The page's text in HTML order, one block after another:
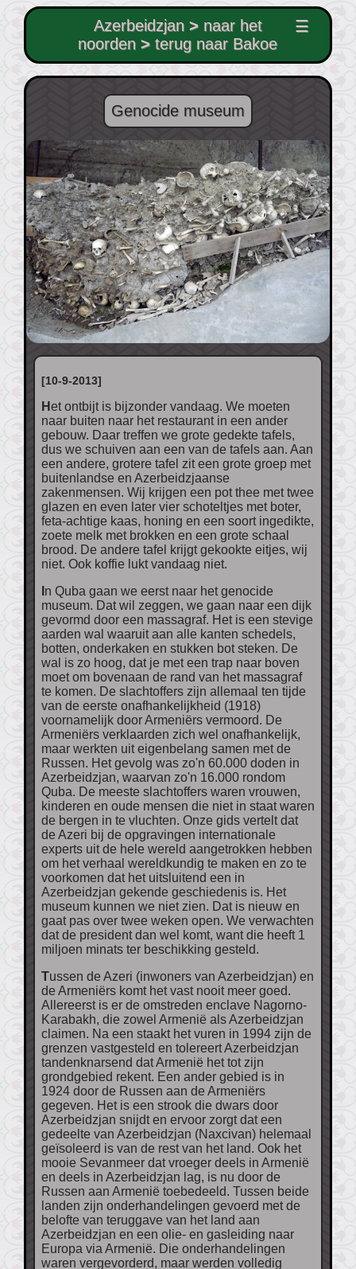
Azerbeidzjan> naar het
noorden >terug naar Bakoe
☰
Genocide museum
[10-9-2013]
Het ontbijt is bijzonder vandaag. We moeten
naar buiten naar het restaurant in een ander
gebouw. Daar treffen we grote gedekte tafels,
dus we schuiven aan een van de tafels aan. Aan
een andere, grotere tafel zit een grote groep met
buitenlandse en Azerbeidzjaanse
zakenmensen. Wij krijgen een pot thee met twee
glazen en even later vier schoteltjes met boter,
feta-achtige kaas, honing en een soort ingedikte,
zoete melk met brokken en een grote schaal
brood. De andere tafel krijgt gekookte eitjes, wij
niet. Ook koffie lukt vandaag niet.
museum. Dat wil zeggen, we gaan naar een dijk
gevormd door een massagraf. Het is een stevige
aarden wal waaruit aan alle kanten schedels,
botten, onderkaken en stukken bot steken. De
wal is zo hoog, dat je met een trap naar boven
moet om bovenaan de rand van het massagraf
te komen. De slachtoffers zijn allemaal ten tijde
van de eerste onafhankelijkheid (1918)
voornamelijk door Armeniërs vermoord. De
Armeniërs verklaarden zich wel onafhankelijk,
maar werkten uit eigenbelang samen met de
Russen. Het gevolg was zo'n 60.000 doden in
Azerbeidzjan, waarvan zo'n 16.000 rondom
Quba. De meeste slachtoffers waren vrouwen,
kinderen en oude mensen die niet in staat waren
de bergen in te vluchten. Onze gids vertelt dat
de Azeri bij de opgravingen internationale
experts uit de hele wereld aangetrokken hebben
om het verhaal wereldkundig te maken en zo te
voorkomen dat het uitsluitend een in
Azerbeidzjan gekende geschiedenis is. Het
museum kunnen we niet zien. Dat is nieuw en
gaat pas over twee weken open. We verwachten
dat de president dan wel komt, want die heeft 1
miljoen minats ter beschikking gesteld.
Tussen de Azeri (inwoners van Azerbeidzjan) en
de Armeniërs komt het vast nooit meer goed.
Allereerst is er de omstreden enclave Nagorno-
Karabakh, die zowel Armenië als Azerbeidzjan
claimen. Na een staakt het vuren in 1994 zijn de
grenzen vastgesteld en tolereert Azerbeidzjan
tandenknarsend dat Armenië het tot zijn
grondgebied rekent. Een ander gebied is in
1924 door de Russen aan de Armeniërs
gegeven. Het is een strook die dwars door
Azerbeidzjan snijdt en ervoor zorgt dat een
gedeelte van Azerbeidzjan (Naxcivan) helemaal
geïsoleerd is van de rest van het land. Ook het
mooie Sevanmeer dat vroeger deels in Armenië
en deels in Azerbeidzjan lag, is nu door de
Russen aan Armenië toebedeeld. Tussen beide
landen zijn onderhandelingen gevoerd met de
belofte van teruggave van het land aan
Azerbeidzjan en een olie- en gasleiding naar
Europa via Armenië. Die onderhandelingen
waren vergevorderd, maar werden volledig